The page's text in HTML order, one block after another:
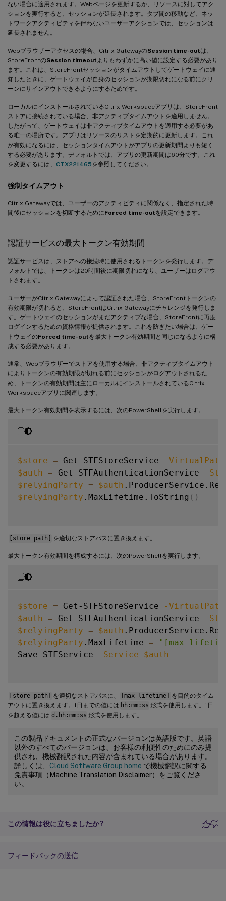
ない場合に適用されます。Webページを更新するか、リソースに対してアク
ションを実行すると、セッションが延長されます。タブ間の移動など、ネッ
トワークアクティビティを伴わないユーザーアクションでは、セッションは
延長されません。
Webブラウザーアクセスの場合、Citrix GatewayのSession time-outは、
StoreFrontのSession timeoutよりもわずかに高い値に設定する必要があり
ます。これは、StoreFrontセッションがタイムアウトしてゲートウェイに通
知したときに、ゲートウェイが自身のセッションが期限切れになる前にクリ
ーンにサインアウトできるようにするためです。
ローカルにインストールされているCitrix Workspaceアプリは、StoreFront
ストアに接続されている場合、非アクティブタイムアウトを適用しません。
したがって、ゲートウェイは非アクティブタイムアウトを適用する必要があ
る唯一の場所です。アプリはリソースのリストを定期的に更新します。これ
が有効になるには、セッションタイムアウトがアプリの更新期間よりも短く
する必要があります。デフォルトでは、アプリの更新期間は60分です。これ
を変更するには、 CTX221465を参照してください。
強制タイムアウト
Citrix Gatewayでは、ユーザーのアクティビティに関係なく、指定された時
間後にセッションを切断するためにForced time-outを設定できます。
認証サービスの最大トークン有効期間
認証サービスは、ストアへの接続時に使用されるトークンを発行します。デ
フォルトでは、トークンは20時間後に期限切れになり、ユーザーはログアウ
トされます。
ユーザーがCitrix Gatewayによって認証された場合、StoreFrontトークンの
有効期限が切れると、StoreFrontはCitrix Gatewayにチャレンジを発行しま
す。ゲートウェイのセッションがまだアクティブな場合、StoreFrontに再度
ログインするための資格情報が提供されます。これを防ぎたい場合は、ゲー
トウェイのForced time-outを最大トークン有効期間と同じになるように構
成する必要があります。
通常、Webブラウザーでストアを使用する場合、非アクティブタイムアウト
によりトークンの有効期限が切れる前にセッションがログアウトされるた
め、トークンの有効期間は主にローカルにインストールされているCitrix
Workspaceアプリに関連します。
最大トークン有効期間を表示するには、次のPowerShellを実行します。
$store = Get-STFStoreService
-VirtualPath
$auth = Get-STFAuthenticationService
-
$relyingParty = $auth
$relyingParty .MaxLifetime.ToString ( )
[store path] を適切なストアパスに置き換えます。
最大トークン有効期間を構成するには、次のPowerShellを実行します。
$store = Get-STFStoreService
-VirtualPath
$auth = Get-STFAuthenticationService
-
$relyingParty = $auth
$relyingParty .MaxLifetime =
"[max
Save-STFService
-Service $auth
[store path] を適切なストアパスに、 [max lifetime]
を目的のタイム
アウトに置き換えます。1日までの値には hh:mm:ss 形式を使用します。1日
を超える値には d.hh:mm:ss 形式を使用します。
この製品ドキュメントの正式なバージョンは英語版です。英語
以外のすべてのバージョンは、お客様の利便性のためにのみ提
供され、機械翻訳された内容が含まれている場合があります。
詳しくは、 Cloud Software Group home で機械翻訳に関する
免責事項（Machine Translation Disclaimer）をご覧くださ
い。
この情報は役に立ちましたか?
フィードバックの送信